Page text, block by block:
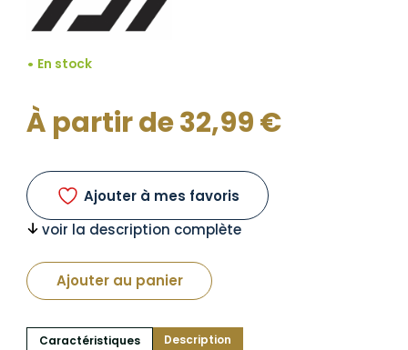
En stock
À partir de32,99€
Ajouter à mes favoris
voir la description complète
Ajouter au panier
Caractéristiques Description